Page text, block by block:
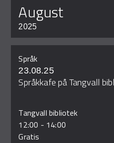
august
2025
Språk
23.08.25
Språkkafe på Tangvall
Tangvall bibliotek
12:00 - 14:00
Gratis